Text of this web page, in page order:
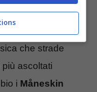
che strade
più ascoltati
i Måneskin